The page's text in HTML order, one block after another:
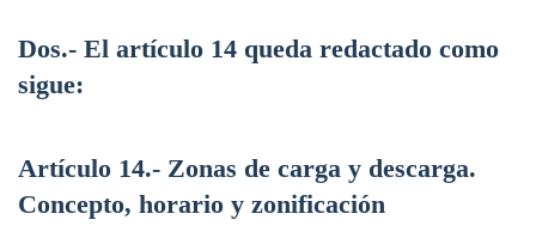
Dos.- El artículo 14 queda redactado como
sigue:
Artículo 14.- Zonas de carga y descarga.
Concepto, horario y zonificación